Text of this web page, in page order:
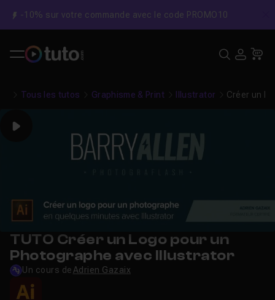
-10% sur votre commande avec le code PROMO10
Tous les tutos Graphisme & Print Illustrator Créer un
Play
TUTO Créer un Logo pour un
Photographe avec Illustrator
Un cours de Adrien Gazaix